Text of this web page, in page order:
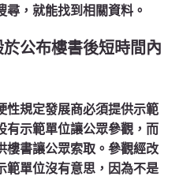
，就能找到相關資料。
公布樓書後短時間內
性規定發展商必須提供示範
有示範單位讓公眾參觀，而
樓書讓公眾索取。參觀經改
範單位沒有意思，因為不是